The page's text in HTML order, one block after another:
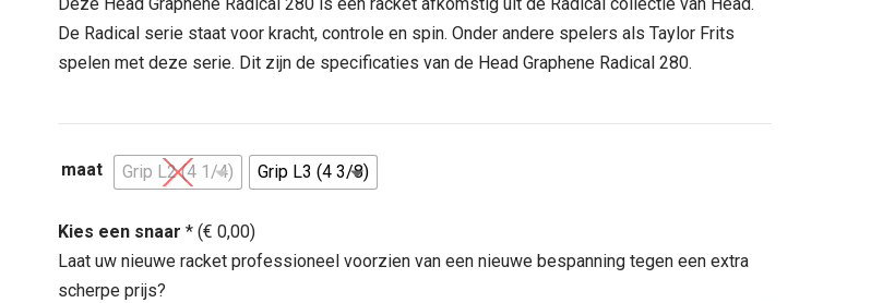
€ 119,95.€ 99,95.
De Radical serie staat voor kracht, controle en spin. Onder andere spelers als Taylor Frits
spelen met deze serie. Dit zijn de specificaties van de Head Graphene Radical 280.
maat Grip L2 (4 1/4) Grip L3 (4 3/8)
Kies een snaar * (€ 0,00)
Laat uw nieuwe racket professioneel voorzien van een nieuwe bespanning tegen een extra
scherpe prijs?